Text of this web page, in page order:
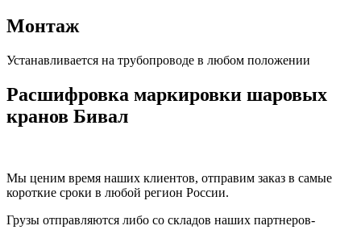
Монтаж
Устанавливается на трубопроводе в любом положении
Расшифровка маркировки шаровых
кранов Бивал
Мы ценим время наших клиентов, отправим заказ в самые
короткие сроки в любой регион России.
Грузы отправляются либо со складов наших партнеров-